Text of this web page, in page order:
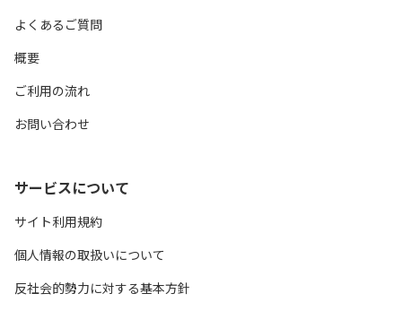
よくあるご質問
概要
ご利用の流れ
お問い合わせ
サービスについて
サイト利用規約
個人情報の取扱いについて
反社会的勢力に対する基本方針